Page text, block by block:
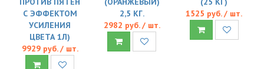
С ЭФФЕКТОМ
УСИЛЕНИЯ
ЦВЕТА 1Л)
9929 руб. / шт.
2,5 КГ.
2982 руб. / шт.
1525 руб. / шт.